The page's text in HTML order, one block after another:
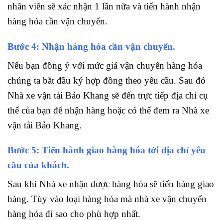
nhân viên sẽ xác nhận 1 lần nữa và tiến hành nhận
hàng hóa cần vận chuyển.
Bước 4: Nhận hàng hóa cần vận chuyển.
Nếu bạn đồng ý với mức giá vận chuyển hàng hóa
chúng ta bắt đầu ký hợp đồng theo yêu cầu. Sau đó
Nhà xe vận tải Bảo Khang sẽ đến trực tiếp địa chỉ cụ
thể của bạn để nhận hàng hoặc có thể đem ra Nhà xe
vận tải Bảo Khang.
Bước 5: Tiến hành giao hàng hóa tới địa chỉ yêu
cầu của khách.
Sau khi Nhà xe nhận được hàng hóa sẽ tiến hàng giao
hàng. Tùy vào loại hàng hóa mà nhà xe vận chuyển
hàng hóa đi sao cho phù hợp nhất.